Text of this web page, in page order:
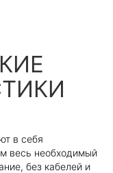
в себя
весь необходимый
без кабелей и